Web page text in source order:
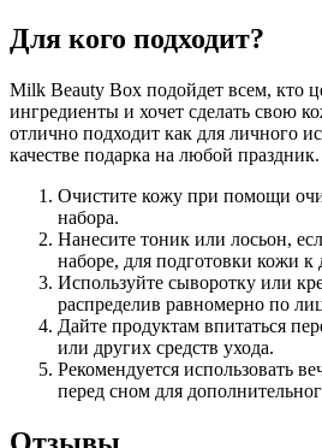
Для кого подходит?
Milk Beauty Box подойдет всем, кто
ингредиенты и хочет сделать свою
отлично подходит как для личного
качестве подарка на любой праздник.
Очистите кожу при помощи
набора.
Нанесите тоник или лосьон,
наборе, для подготовки кожи к
Используйте сыворотку или
распределив равномерно по
Дайте продуктам впитаться
или других средств ухода.
Рекомендуется использовать
перед сном для
Отзывы